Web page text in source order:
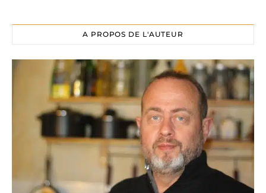
A PROPOS DE L'AUTEUR